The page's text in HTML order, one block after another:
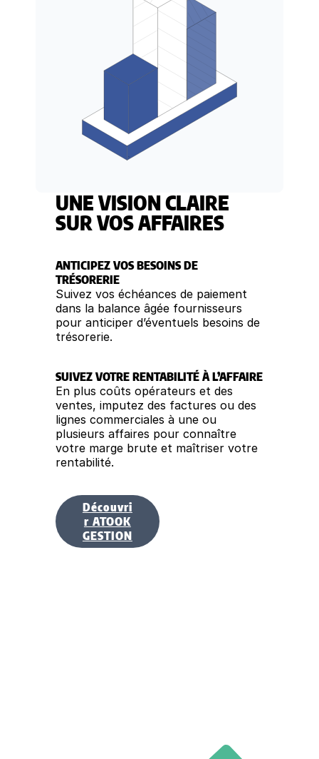
UNE VISION CLAIRE
SUR VOS AFFAIRES
ANTICIPEZ VOS BESOINS DE
TRÉSORERIE
Suivez vos échéances de paiement
dans la balance âgée fournisseurs
pour anticiper d’éventuels besoins de
trésorerie.
SUIVEZ VOTRE RENTABILITÉ À L’AFFAIRE
En plus coûts opérateurs et des
ventes, imputez des factures ou des
lignes commerciales à une ou
plusieurs affaires pour connaître
votre marge brute et maîtriser votre
rentabilité.
Découvri
r ATOOK
GESTION